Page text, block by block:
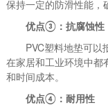
保持一定的防滑性能，
优点③：抗腐蚀性
PVC塑料地垫可以抵
在家居和工业环境中都
和时间成本。
优点④：耐用性